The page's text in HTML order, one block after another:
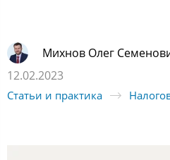
Михнов Олег
12.02.2023
Статьи и практика